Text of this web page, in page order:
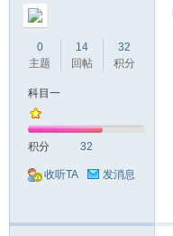
0
主题
14
回帖
32
积分
科目一
积分 32
收听TA 发消息